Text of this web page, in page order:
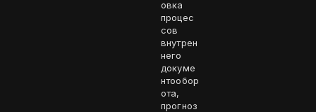
овка
процес
сов
внутрен
него
докуме
нтообор
ота,
прогноз